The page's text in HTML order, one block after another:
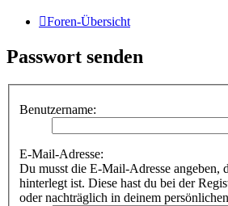
Foren-Übersicht
Passwort senden
Benutzername:
E-Mail-Adresse:
Du musst die E-Mail-Adresse angeben,
hinterlegt ist. Diese hast du bei der
oder nachträglich in deinem